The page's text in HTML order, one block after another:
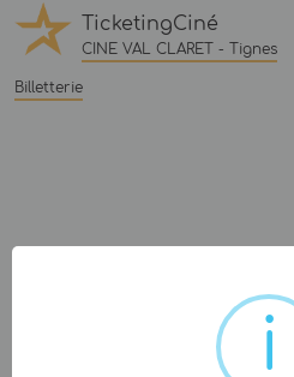
TicketingCiné
CINE VAL CLARET - Tignes
Billetterie